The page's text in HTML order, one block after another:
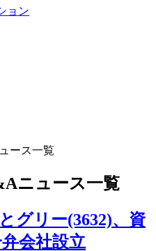
ース一覧
ニュース一覧
グリー(3632)、資
会社設立